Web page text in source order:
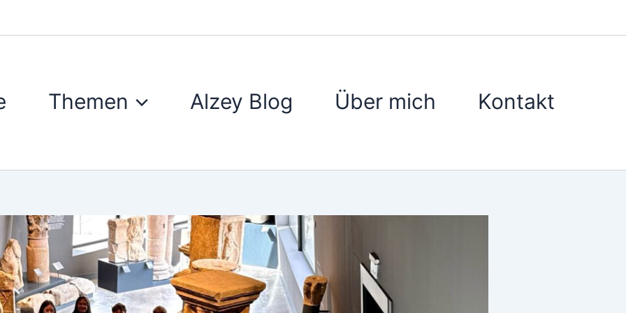
Themen Alzey Blog Über mich Kontakt